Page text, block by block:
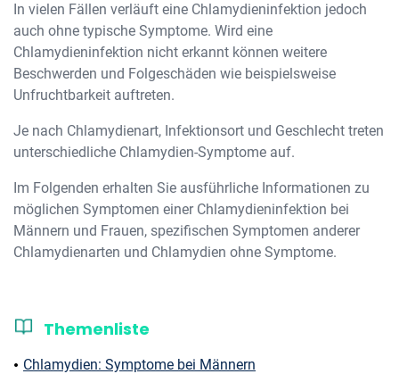
In vielen Fällen verläuft eine Chlamydieninfektion jedoch
auch ohne typische Symptome. Wird eine
Chlamydieninfektion nicht erkannt können weitere
Beschwerden und Folgeschäden wie beispielsweise
Unfruchtbarkeit auftreten.
Je nach Chlamydienart, Infektionsort und Geschlecht treten
unterschiedliche Chlamydien-Symptome auf.
Im Folgenden erhalten Sie ausführliche Informationen zu
möglichen Symptomen einer Chlamydieninfektion bei
Männern und Frauen, spezifischen Symptomen anderer
Chlamydienarten und Chlamydien ohne Symptome.
Themenliste
Chlamydien: Symptome bei Männern